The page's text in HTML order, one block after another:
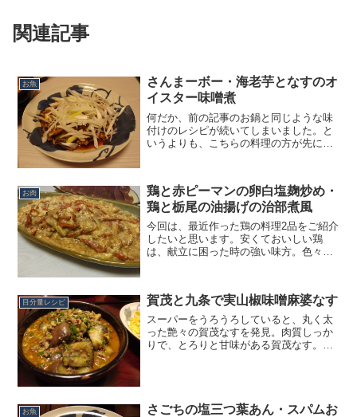
関連記事
お魚
さんまーボー・海老芋となすのオ
イスター味噌煮
何だか、前の記事のお鍋と同じような味
付けのレシピが続いてしまいました。と
いうよりも、こちらの料理の方が先に思
く、続いて麻辣鍋を作ること...
お肉
鶏と赤ピーマンの卵白塩麹炒め・
鶏と栃尾の油揚げの治部煮風
今回は、最近作った鶏の料理2品をご紹介
したいと思います。安くておいしい鶏
は、献立に困った時の強い味方。色々な
んて結構な頻度で使っています。そんな
鶏をとろみを付けた調理法...
目分量レシピ 賀茂と九条で実山椒味噌麻婆なす
スーパーをうろうろしていると、丸く太
った艶々の賀茂なすを発見。肉質しっか
りで、とろりと甘味がある賀茂なす。田
お魚
さごちの塩三つ葉あん・スパムお